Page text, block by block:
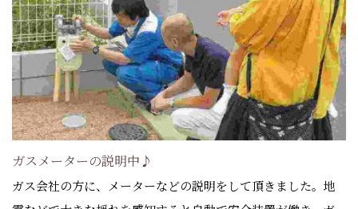
ガスメーターの説明中♪
ガス会社の方に、メーターなどの説明をして頂きました。地